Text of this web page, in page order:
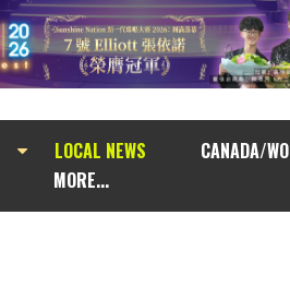
LOCAL NEWS
CANADA/
MORE...